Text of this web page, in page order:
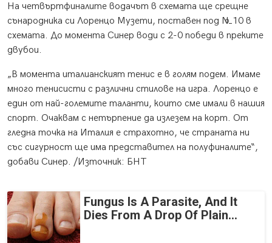
На четвъртфиналите водачът в схемата ще срещне
сънародника си Лоренцо Музети, поставен под №10 в
схемата. До момента Синер води с 2-0 победи в преките
двубои.
„В момента италианският тенис е в голям подем. Имаме
много тенисисти с различни стилове на игра. Лоренцо е
един от най-големите таланти, които сме имали в нашия
спорт. Очаквам с нетърпение да излезем на корт. От
гледна точка на Италия е страхотно, че страната ни
със сигурност ще има представител на полуфиналите“,
добави Синер. /Източник: БНТ
Fungus Is A Parasite, And It
Dies From A Drop Of Plain...